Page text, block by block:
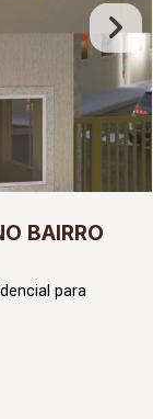
BAIRRO
para